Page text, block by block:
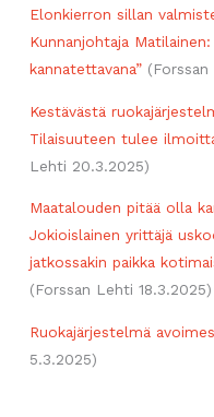
Elonkierron sillan
Kunnanjohtaja
kannatettavana”
Kestävästä
Tilaisuuteen tulee
Lehti 20.3.2025)
Maatalouden pitää olla
Jokioislainen yrittäjä
jatkossakin paikka
(Forssan Lehti 18.3.2025)
Ruokajärjestelmä
5.3.2025)